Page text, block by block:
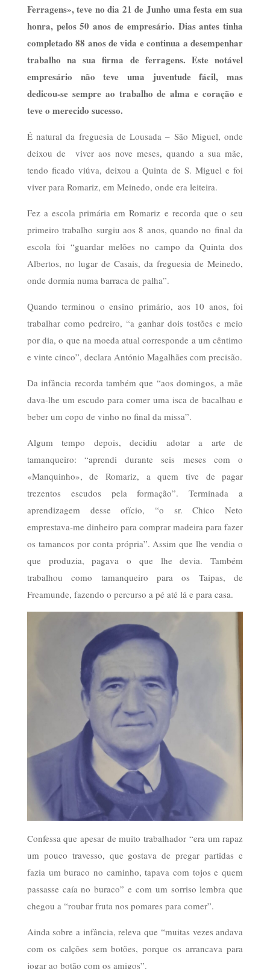
Ferragens», teve no dia 21 de Junho uma festa em sua
honra, pelos 50 anos de empresário. Dias antes tinha
completado 88 anos de vida e continua a desempenhar
trabalho na sua firma de ferragens. Este notável
empresário não teve uma juventude fácil, mas
dedicou-se sempre ao trabalho de alma e coração e
teve o merecido sucesso.
É natural da freguesia de Lousada – São Miguel, onde
deixou de viver aos nove meses, quando a sua mãe,
tendo ficado viúva, deixou a Quinta de S. Miguel e foi
viver para Romariz, em Meinedo, onde era leiteira.
Fez a escola primária em Romariz e recorda que o seu
primeiro trabalho surgiu aos 8 anos, quando no final da
escola foi “guardar melões no campo da Quinta dos
Albertos, no lugar de Casais, da freguesia de Meinedo,
onde dormia numa barraca de palha”.
Quando terminou o ensino primário, aos 10 anos, foi
trabalhar como pedreiro, “a ganhar dois tostões e meio
por dia, o que na moeda atual corresponde a um cêntimo
e vinte cinco”, declara António Magalhães com precisão.
Da infância recorda também que “aos domingos, a mãe
dava-lhe um escudo para comer uma isca de bacalhau e
beber um copo de vinho no final da missa”.
Algum tempo depois, decidiu adotar a arte de
tamanqueiro: “aprendi durante seis meses com o
«Manquinho», de Romariz, a quem tive de pagar
trezentos escudos pela formação”. Terminada a
aprendizagem desse ofício, “o sr. Chico Neto
emprestava-me dinheiro para comprar madeira para fazer
os tamancos por conta própria”. Assim que lhe vendia o
que produzia, pagava o que lhe devia. Também
trabalhou como tamanqueiro para os Taipas, de
Freamunde, fazendo o percurso a pé até lá e para casa.
Confessa que apesar de muito trabalhador “era um rapaz
um pouco travesso, que gostava de pregar partidas e
fazia um buraco no caminho, tapava com tojos e quem
passasse caía no buraco” e com um sorriso lembra que
chegou a “roubar fruta nos pomares para comer”.
Ainda sobre a infância, releva que “muitas vezes andava
com os calções sem botões, porque os arrancava para
jogar ao botão com os amigos”.